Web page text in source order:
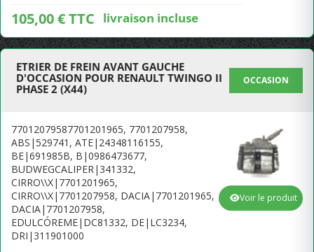
105,00 € TTC livraison incluse
ETRIER DE FREIN AVANT GAUCHE
D'OCCASION POUR RENAULT TWINGO II
PHASE 2 (X44)
OCCASION
77012079587701201965, 7701207958,
ABS|529741, ATE|24348116155,
BE|691985B, B|0986473677,
BUDWEGCALIPER|341332,
CIRRO\\X|7701201965,
CIRRO\\X|7701207958, DACIA|7701201965,
DACIA|7701207958,
EDULCÓREME|DC81332, DE|LC3234,
DRI|311901000
Voir le produit